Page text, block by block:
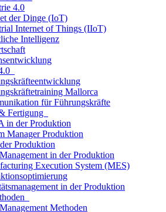
4.0
der Dinge (IoT)
Internet of Things (IIoT)
Intelligenz
Mallorca
für Führungskräfte
Fertigung
in der Produktion
Manager Produktion
Produktion
in der Produktion
Execution System (MES)
in der Produktion
Methoden